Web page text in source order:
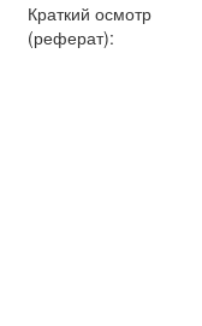
Краткий осмотр
(реферат):